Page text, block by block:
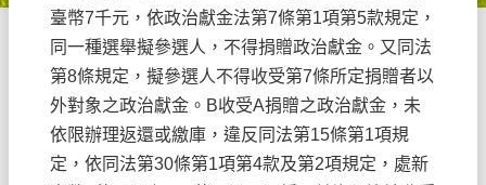
臺幣7千元，依政治獻金法第7條第1項第5款規定，
同一種選舉擬參選人，不得捐贈政治獻金。又同法
第8條規定，擬參選人不得收受第7條所定捐贈者以
外對象之政治獻金。 B收受A捐贈之政治獻金，未
依限辦理返還或繳庫，違反同法第15條第1項規
定，依同法第30條第1項第4款及第2項規定，處新